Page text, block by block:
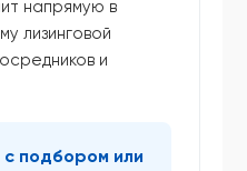
напрямую в
лизинговой
и
подбором или